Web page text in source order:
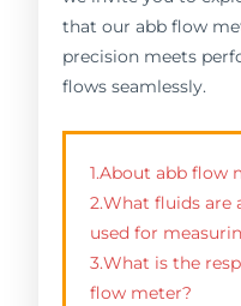
that our abb flow
precision meets
flows seamlessly.
1.About abb flow
2.What fluids are
used for
3.What is the
flow meter?